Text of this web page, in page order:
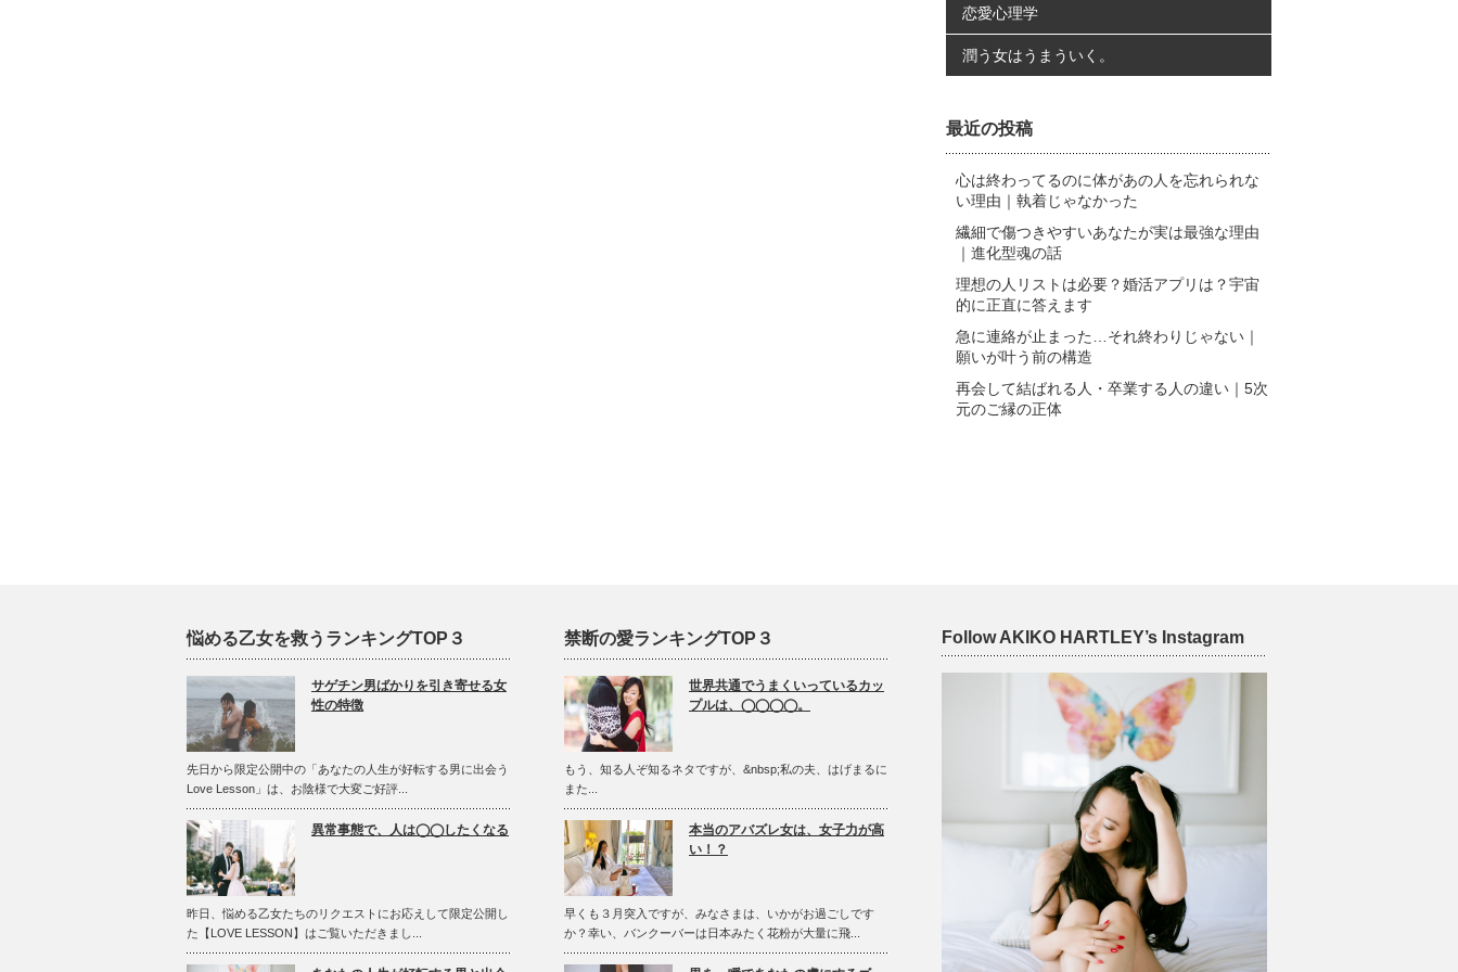
恋愛心理学
潤う女はうまういく。
最近の投稿
心は終わってるのに体があの人を忘れられな
い理由｜執着じゃなかった
繊細で傷つきやすいあなたが実は最強な理由
｜進化型魂の話
理想の人リストは必要？婚活アプリは？宇宙
的に正直に答えます
急に連絡が止まった…それ終わりじゃない｜
願いが叶う前の構造
再会して結ばれる人・卒業する人の違い｜5次
元のご縁の正体
悩める乙女を救うランキングTOP３
サゲチン男ばかりを引き寄せる女
性の特徴
先日から限定公開中の「あなたの人生が好転する男に出会う
Love Lesson」は、お陰様で大変ご好評...
異常事態で、人は◯◯したくなる
昨日、悩める乙女たちのリクエストにお応えして限定公開し
た【LOVE LESSON】はご覧いただきまし...
禁断の愛ランキングTOP３
世界共通でうまくいっているカッ
プルは、◯◯◯◯。
もう、知る人ぞ知るネタですが、&nbsp;私の夫、はげまるに
また...
本当のアバズレ女は、女子力が高
い！？
早くも３月突入ですが、みなさまは、いかがお過ごしです
か？幸い、バンクーバーは日本みたく花粉が大量に飛...
Follow AKIKO HARTLEY’s Instagram